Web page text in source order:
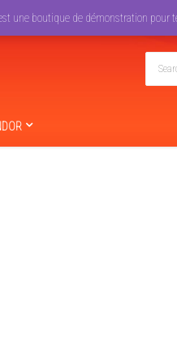
une boutique de démonstration pour